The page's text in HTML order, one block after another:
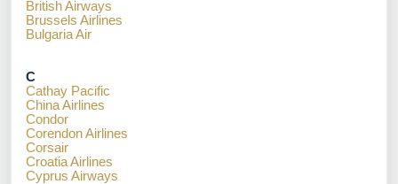
British Airways
Brussels Airlines
Bulgaria Air
C
Cathay Pacific
China Airlines
Condor
Corendon Airlines
Corsair
Croatia Airlines
Cyprus Airways